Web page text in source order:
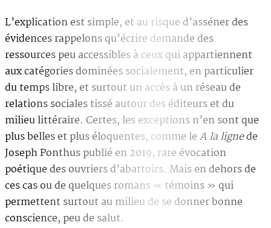
L’explication est simple, et au risque d’asséner des
évidences rappelons qu’écrire demande des
ressources peu accessibles à ceux qui appartiennent
aux catégories dominées socialement, en particulier
du temps libre, et surtout un accès à un réseau de
relations sociales tissé autour des éditeurs et du
milieu littéraire. Certes, les exceptions n’en sont que
plus belles et plus éloquentes, comme leA la lignede
Joseph Ponthus publié en 2019, rare évocation
poétique des ouvriers d’abattoirs. Mais en dehors de
ces cas ou de quelques romans « témoins » qui
permettent surtout au milieu de se donner bonne
conscience, peu de salut.